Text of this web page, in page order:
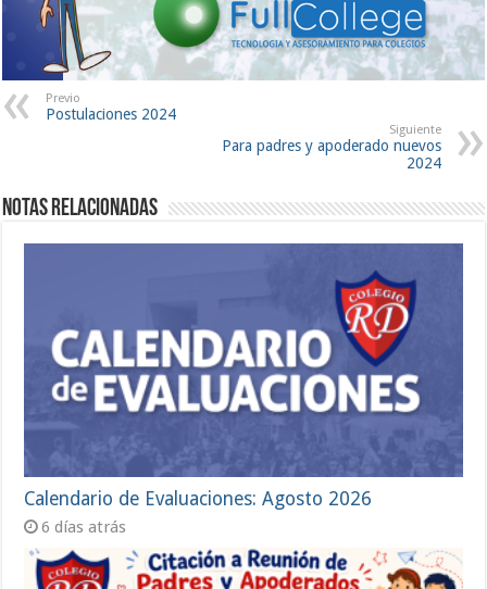
Previo
Postulaciones 2024
Siguiente
Para padres y apoderado nuevos
2024
Notas Relacionadas
Calendario de Evaluaciones: Agosto 2026
6 días atrás